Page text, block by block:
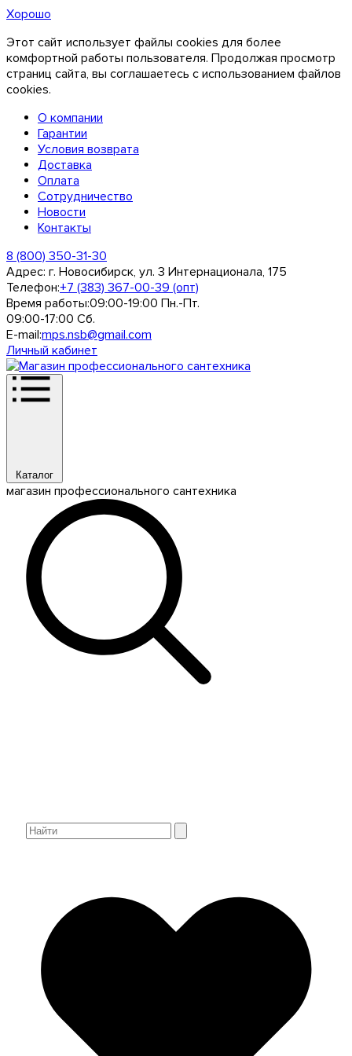
Хорошо
Этот сайт использует файлы cookies для более
комфортной работы пользователя. Продолжая просмотр
страниц сайта, вы соглашаетесь с использованием файлов
cookies.
О компании
Гарантии
Условия возврата
Доставка
Оплата
Сотрудничество
Новости
Контакты
8 (800) 350-31-30
Адрес: г. Новосибирск, ул. 3 Интернационала, 175
Телефон:+7 (383) 367-00-39 (опт)
Время работы:09:00-19:00 Пн.-Пт.
09:00-17:00 Сб.
E-mail:mps.nsb@gmail.com
Личный кабинет
Каталог
магазин профессионального сантехника